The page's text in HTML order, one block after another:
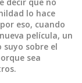
lo hace
eso, cuando
película, un
sobre el
sea